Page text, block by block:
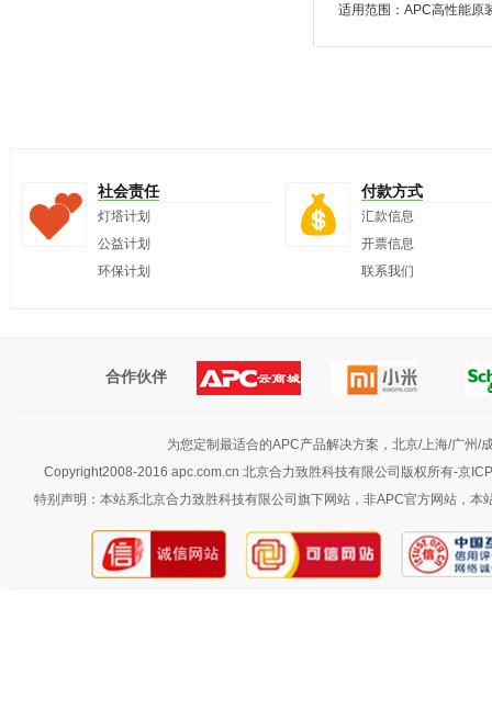
适用范围：APC高性能原
社会责任
灯塔计划
公益计划
环保计划
付款方式
汇款信息
开票信息
联系我们
合作伙伴
为您定制最适合的APC产品解决方案，北京/上海/广州/
Copyright2008-2016 apc.com.cn 北京合力致胜科技有限公司版权所有-京
特别声明：本站系北京合力致胜科技有限公司旗下网站，非APC官方网站，